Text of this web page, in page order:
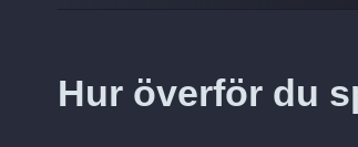
Hur överför du